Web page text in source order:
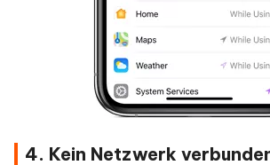
4. Kein Netzwerk